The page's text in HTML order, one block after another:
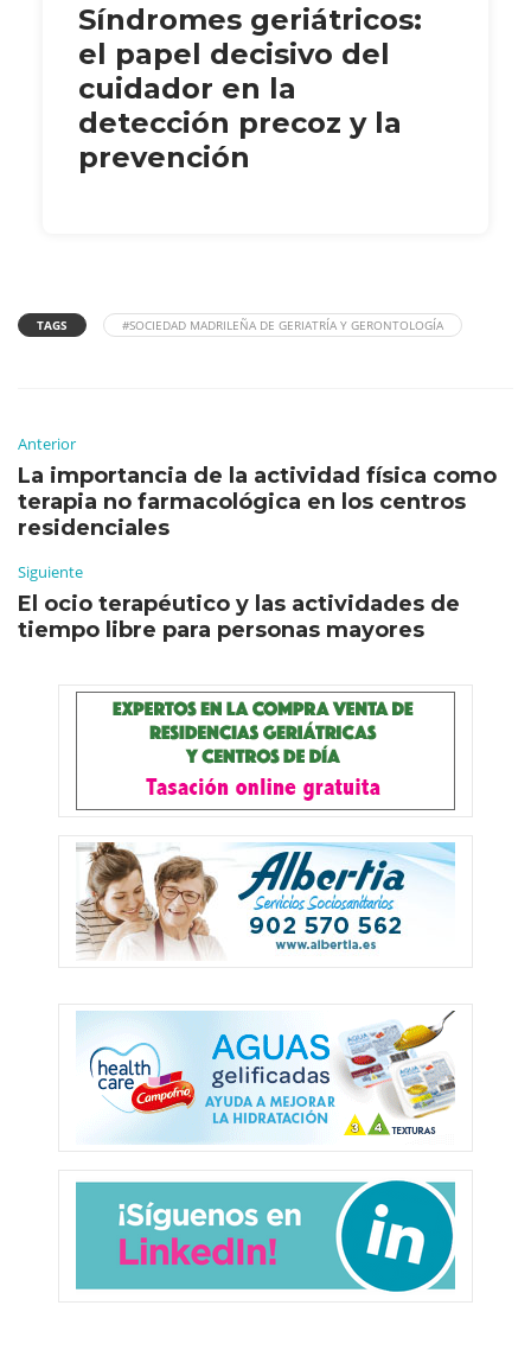
Síndromes geriátricos:
el papel decisivo del
cuidador en la
detección precoz y la
prevención
TAGS #SOCIEDAD MADRILEÑA DE GERIATRÍA Y GERONTOLOGÍA
Anterior
La importancia de la actividad física como
terapia no farmacológica en los centros
residenciales
Siguiente
El ocio terapéutico y las actividades de
tiempo libre para personas mayores